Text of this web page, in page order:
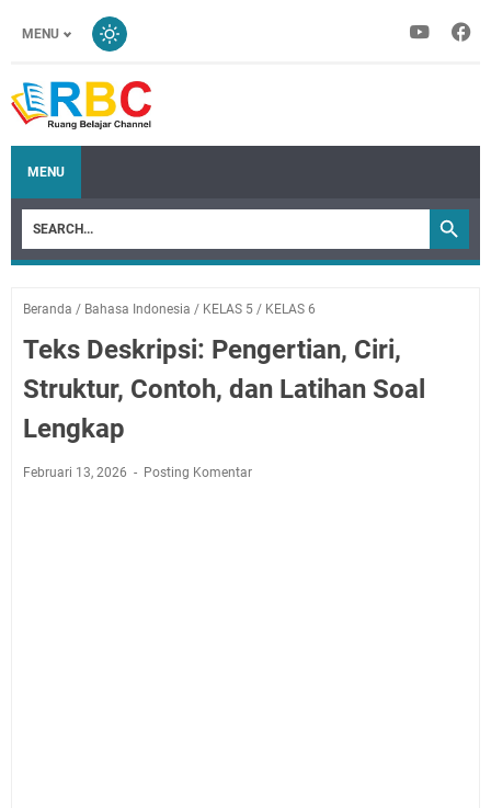
MENU
MENU
Beranda / Bahasa Indonesia / KELAS 5 / KELAS 6
Teks Deskripsi: Pengertian, Ciri,
Struktur, Contoh, dan Latihan Soal
Lengkap
Februari 13, 2026 Posting Komentar